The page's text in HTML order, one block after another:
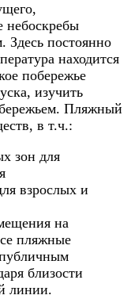
небоскребы
Здесь постоянно
находится
побережье
изучить
Пляжный
в т.ч.:
зон для
взрослых и
на
пляжные
близости
линии.